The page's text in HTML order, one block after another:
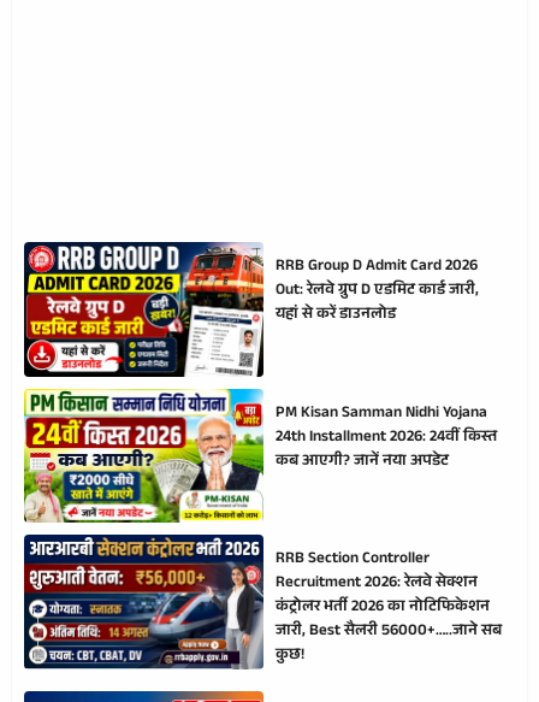
RRB Group D Admit Card 2026
Out: रेलवे ग्रुप D एडमिट कार्ड जारी,
यहां से करें डाउनलोड
PM Kisan Samman Nidhi Yojana
24th Installment 2026: 24वीं किस्त
कब आएगी? जानें नया अपडेट
RRB Section Controller
Recruitment 2026: रेलवे सेक्शन
कंट्रोलर भर्ती 2026 का नोटिफिकेशन
जारी, Best सैलरी 56000+…..जाने सब
कुछ!